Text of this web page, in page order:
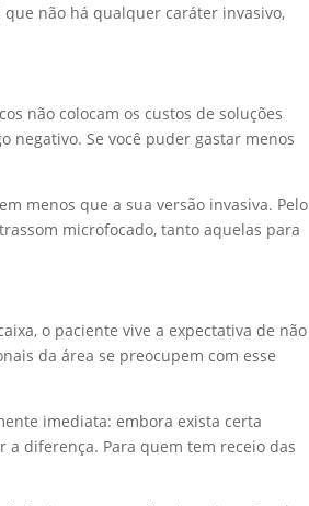
não há qualquer caráter invasivo,
não colocam os custos de soluções
negativo. Se você puder gastar menos
menos que a sua versão invasiva. Pelo
microfocado, tanto aquelas para
o paciente vive a expectativa de não
da área se preocupem com esse
imediata: embora exista certa
diferença. Para quem tem receio das